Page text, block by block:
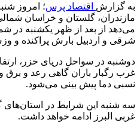
به گزارش اقتصاد پرس؛ امروز
مازندران، گلستان و خراسان
می‌دهد از بعد از ظهر یکشنبه در
شرقی و اردبیل بارش پراکنده و
دوشنبه در سواحل دریای خزر،
غرب رگبار باران گاهی رعد و برق
نسبی دما پیش بینی می‌شود.
سه شنبه این شرایط در استان‌های
غربی البرز ادامه خواهد داشت.